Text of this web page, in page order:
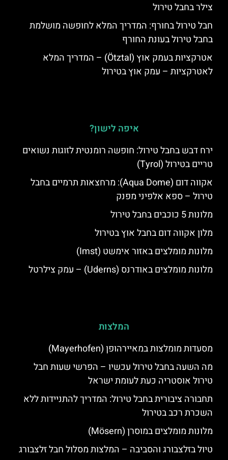
צילר בחבל טירול
חבל טירול בחורף: המדריך המלא לחופשה מושלמת
בחבל טירול בעונת החורף
אטרקציות בעמק אוץ (Ötztal) – המדריך המלא
לאטרקציות – עמק אוץ בטירול
איפה לישון?
ירח דבש בחבל טירול: חופשה רומנטית לזוגות נשואים
טריים בטירול (Tyrol)
אקווה דום (Aqua Dome): מרחצאות תרמיים בחבל
טירול – ספא אלפיני מפנק
מלונות 5 כוכבים בחבל טירול
מלון אקווה דום בחבל אוץ בטירול
מלונות מומלצים באזור אימשט (Imst)
מלונות מומלצים באודרנס (Uderns) – עמק צילרטל
המלצות
מסעדות מומלצות במאיירהופן (Mayerhofen)
מה השעה בחבל טירול עכשיו – הפרשי שעות חבל
טירול אוסטריה כעת לעומת ישראל
תחבורה ציבורית בחבל טירול: המדריך להתניידות ללא
השכרת רכב בטירול
מלונות מומלצים במוסרן (Mösern)
טיול בזלצבורג והסביבה – המלצות מסלול חבל זלצבורג